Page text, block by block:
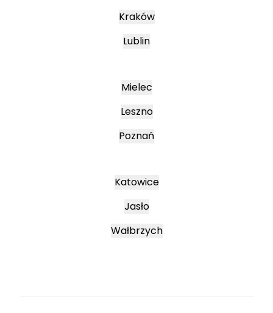
Kraków
Lublin
Mielec
Leszno
Poznań
Katowice
Jasło
Wałbrzych